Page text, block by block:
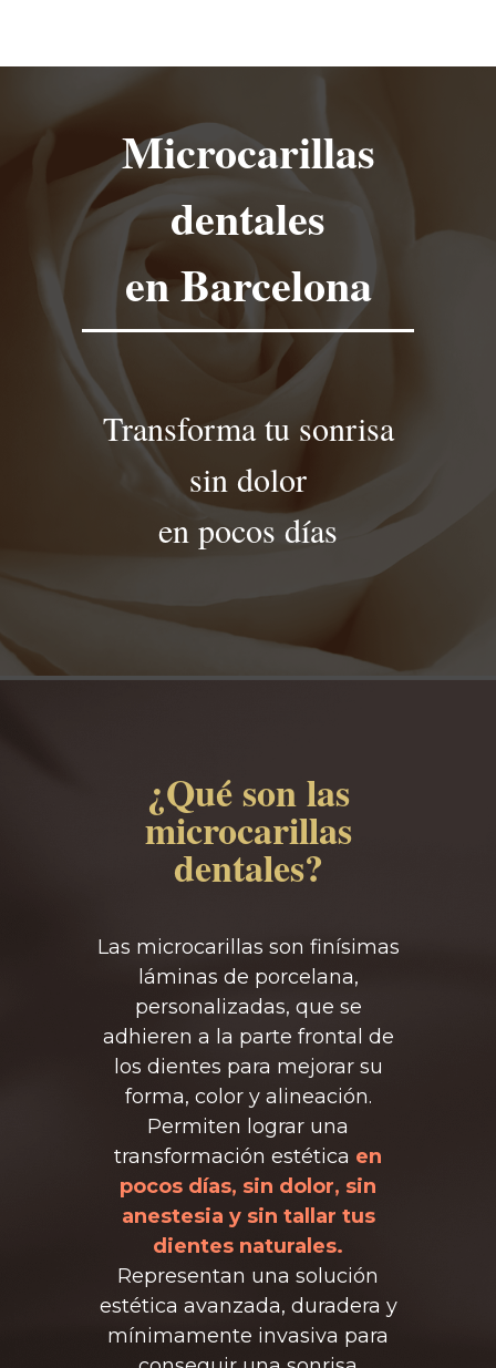
Microcarillas
dentales
en Barcelona
Transforma tu sonrisa
sin dolor
en pocos días
¿Qué son las
microcarillas
dentales?
Las microcarillas son finísimas
láminas de porcelana,
personalizadas, que se
adhieren a la parte frontal de
los dientes para mejorar su
forma, color y alineación.
Permiten lograr una
transformación estética en
pocos días, sin dolor, sin
anestesia y sin tallar tus
dientes naturales.
Representan una solución
estética avanzada, duradera y
mínimamente invasiva para